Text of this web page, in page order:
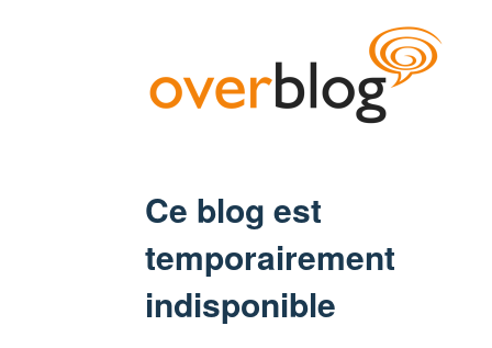
Ce blog est
temporairement
indisponible